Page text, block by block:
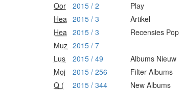
Oor 2015 / 2 Play
Hea 2015 / 3 Artikel
Hea 2015 / 3 Recensies Pop
Muz 2015 / 7
Lus
2015 / 49 Albums Nieuw
Moj
2015 / 256 Filter Albums
Q (
2015 / 344 New Albums